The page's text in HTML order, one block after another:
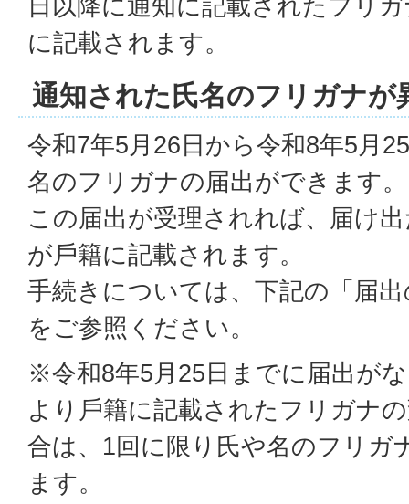
日以降に通知に記載されたフリ
に記載されます。
通知された氏名のフリガナが
令和7年5⽉26⽇から令和8年5月
名のフリガナの届出ができます。
この届出が受理されれば、届け
が⼾籍に記載されます。
⼿続きについては、下記の「届
をご参照ください。
※令和8年5月25日までに届出が
より⼾籍に記載されたフリガナ
合は、1回に限り⽒や名のフリガ
ます。